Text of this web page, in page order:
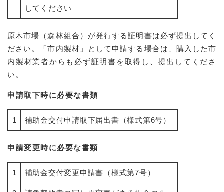
してください
原木市場（森林組合）が発行する証明書は必ず提出してく
ださい。「市内製材」として申請する場合は、購入した市
内製材業者からも必ず証明書を取得し、提出してくださ
い。
申請取下時に必要な書類
1 補助金交付申請取下届出書（様式第6号）
申請変更時に必要な書類
1 補助金交付変更申請書（様式第7号）